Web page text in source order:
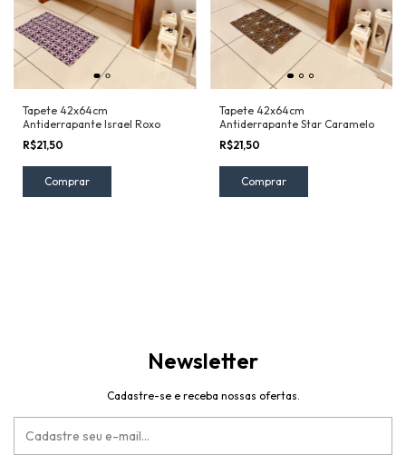
Tapete 42x64cm
Antiderrapante Israel Roxo
R$21,50
Tapete 42x64cm
Antiderrapante Star Caramelo
R$21,50
Newsletter
Cadastre-se e receba nossas ofertas.